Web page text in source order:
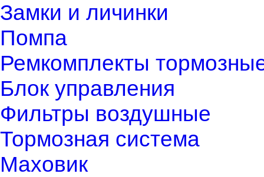
Замки и личинки
Помпа
Ремкомплекты
Блок управления
Фильтры воздушные
Тормозная система
Маховик